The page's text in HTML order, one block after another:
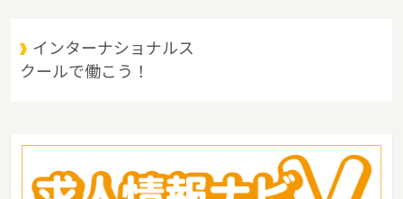
接。南は瀬戸内海を臨んで四国に、北は山陰地方と接しており、 中
四国地方の交通の要衝として古くから重要な位置にあります。県北
部は、中国山地と盆地、中部は吉備高原などの丘陵地、南部は平野
インターナショナルス
クールで働こう！